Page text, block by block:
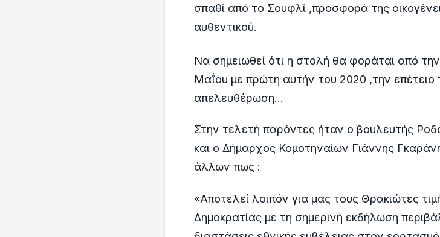
σπαθί από το Σουφλί ,προσφορά της
αυθεντικού.
Να σημειωθεί ότι η στολή θα φοράται από
Μαΐου με πρώτη αυτήν του 2020 ,την
απελευθέρωση…
Στην τελετή παρόντες ήταν ο βουλευτής
και ο Δήμαρχος Κομοτηναίων Γιάννης
άλλων πως :
«Αποτελεί λοιπόν για μας τους Θρακιώτες
Δημοκρατίας με τη σημερινή εκδήλωση